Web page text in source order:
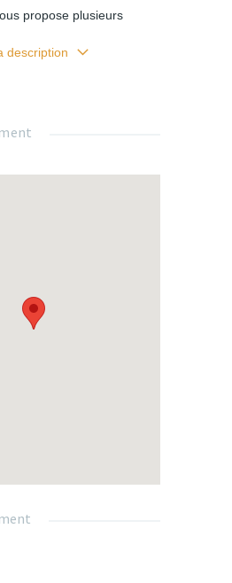
propose plusieurs
à 3 minutes à pied.
en Bus.
investisseur ou à la
description